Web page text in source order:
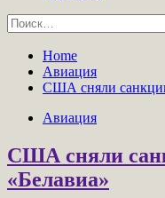
Найти:
Home
Авиация
США сняли
Авиация
США сняли
«Белавиа»